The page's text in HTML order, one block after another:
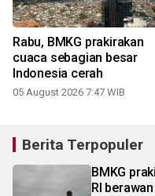
Rabu, BMKG prakirakan
cuaca sebagian besar
Indonesia cerah
05 August 2026 7:47 WIB
Berita Terpopuler
BMKG
RI